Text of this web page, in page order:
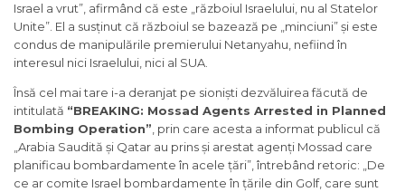
Israel a vrut”, afirmând că este „războiul Israelului, nu al Statelor
Unite”. El a susținut că războiul se bazează pe „minciuni” și este
condus de manipulările premierului Netanyahu, nefiind în
interesul nici Israelului, nici al SUA.
Însă cel mai tare i-a deranjat pe sioniști dezvăluirea făcută de
intitulată “BREAKING: Mossad Agents Arrested in Planned
Bombing Operation”, prin care acesta a informat publicul că
„Arabia Saudită și Qatar au prins și arestat agenți Mossad care
planificau bombardamente în acele țări”, întrebând retoric: „De
ce ar comite Israel bombardamente în țările din Golf, care sunt